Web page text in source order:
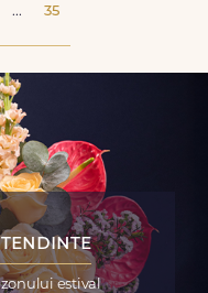
... 35
estival